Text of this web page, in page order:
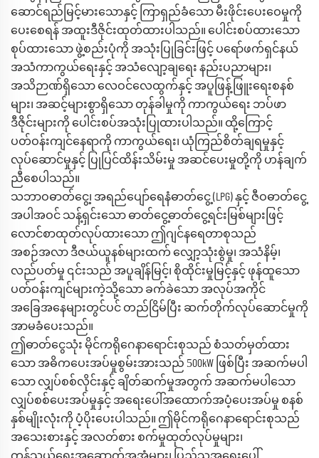
ဆောင်ရည်မြင့်မားသောနှင့် ကြာရှည်ခံသော မီးဖိုင်းပေးဝေမှုကို
ပေးစေရန် အထူးဒီဇိုင်းထုတ်ထားပါသည်။ ပေါင်းစပ်ထားသော
စုပ်ထားသော ဖွဲ့စည်းပုံကို အသုံးပြုခြင်းဖြင့် ပရော်ဖက်ရှင်နယ်
အသံကာကွယ်ရေးနှင့် အသံလျော့ချရေး နည်းပညာများ၊
အသိဉာဏ်ရှိသော လေဝင်လေထွက်နှင့် အပူဖြန့်ဖြူးရေးစနစ်
များ၊ အဆင့်များစွာရှိသော တုန်ခါမှုကို ကာကွယ်ရေး ဘပ်ဖာ
ဒီဇိုင်းများကို ပေါင်းစပ်အသုံးပြုထားပါသည်။ ထို့ကြောင့်
ပတ်ဝန်းကျင်နေရာကို ကာကွယ်ရေး၊ ယုံကြည်စိတ်ချရမှုနှင့်
လုပ်ဆောင်မှုနှင့် ပြုပြင်ထိန်းသိမ်းမှု အဆင်ပေးမှုတို့ကို ဟန်ချက်
ညီစေပါသည်။
သဘာဝဓာတ်ငွေ့၊ အရည်ပျော်ရေနံဓာတ်ငွေ့ (LPG) နှင့် ဇီဝဓာတ်ငွေ့
အပါအဝင် သန့်ရှင်းသော ဓာတ်ငွေ့ဓာတ်ငွေ့ရင်းမြစ်များဖြင့်
လောင်စာထုတ်လုပ်ထားသော ဤဂျင်နရေတာစုသည်
အစဉ်အလာ ဒီဇယ်ယူနစ်များထက် လျှော့သုံးစွဲမှု၊ အသံနိမ့်၊
လည်ပတ်မှု ၎င်းသည် အပူချိန်မြင့်၊ စိုထိုင်းမှုမြင့်နှင့် ဖုန်ထူသော
ပတ်ဝန်းကျင်များကဲ့သို့သော ခက်ခဲသော အလုပ်အကိုင်
အခြေအနေများတွင်ပင် တည်ငြိမ်ပြီး ဆက်တိုက်လုပ်ဆောင်မှုကို
အာမခံပေးသည်။
ဤဓာတ်ငွေသုံး မိုင်ကရိုဂေနာရောင်းစုသည် စံသတ်မှတ်ထား
သော အဓိကပေးအပ်မှုစွမ်းအားသည် 500kW ဖြစ်ပြီး အဆက်မပါ
သော လျှပ်စစ်လိုင်းနှင့် ချိတ်ဆက်မှုအတွက် အဆက်မပါသော
လျှပ်စစ်ပေးအပ်မှုနှင့် အရေးပေါ်အထောက်အပံ့ပေးအပ်မှု စနစ်
နှစ်မျိုးလုံးကို ပံ့ပိုးပေးပါသည်။ ဤမိုင်ကရိုဂေနာရောင်းစုသည်
အသေးစားနှင့် အလတ်စား စက်မှုထုတ်လုပ်မှုများ၊